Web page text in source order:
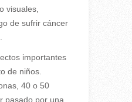
visuales,
de sufrir cáncer
importantes
de niños.
40 o 50
pasado por una